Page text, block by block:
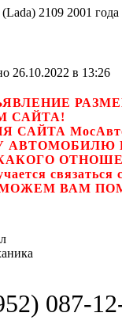
26.10.2022 в 13:26
САЙТА!
САЙТА
АВТОМОБИЛЮ
связаться
ВАМ
087-